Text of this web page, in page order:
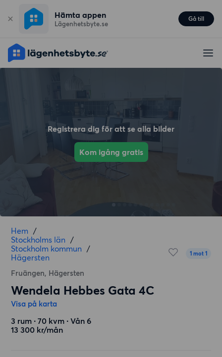
Hämta appen
Lägenhetsbyte.se
Gå till
Registrera dig för att se alla bilder
Kom igång gratis
Hem /
Stockholms län /
Stockholm kommun /
Hägersten
Fruängen, Hägersten
1 mot 1
Wendela Hebbes Gata 4C
Visa på karta
3 rum ∙ 70 kvm ∙ Vån 6
13 300 kr/mån